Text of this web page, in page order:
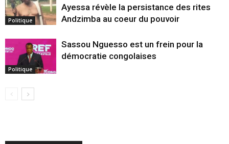
Politique
Ayessa révèle la persistance des rites
Andzimba au coeur du pouvoir
Politique
Sassou Nguesso est un frein pour la
démocratie congolaises